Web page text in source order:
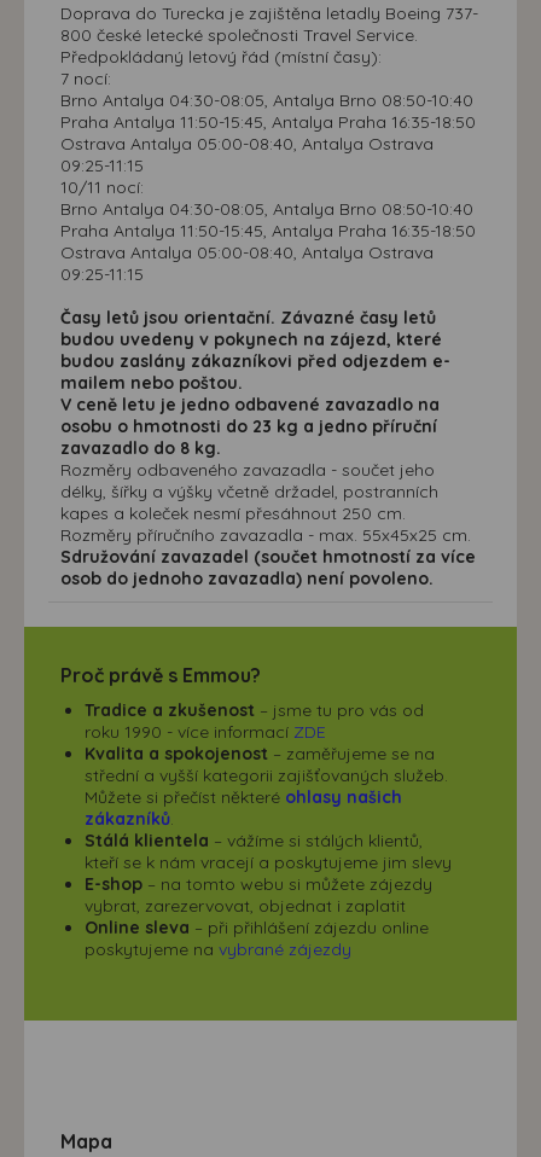
Doprava do Turecka je zajištěna letadly Boeing 737-
800 české letecké společnosti Travel Service.
Předpokládaný letový řád (místní časy):
7 nocí:
Brno Antalya 04:30-08:05, Antalya Brno 08:50-10:40
Praha Antalya 11:50-15:45, Antalya Praha 16:35-18:50
Ostrava Antalya 05:00-08:40, Antalya Ostrava
09:25-11:15
10/11 nocí:
Brno Antalya 04:30-08:05, Antalya Brno 08:50-10:40
Praha Antalya 11:50-15:45, Antalya Praha 16:35-18:50
Ostrava Antalya 05:00-08:40, Antalya Ostrava
09:25-11:15
Časy letů jsou orientační. Závazné časy letů
budou uvedeny v pokynech na zájezd, které
budou zaslány zákazníkovi před odjezdem e-
mailem nebo poštou.
V ceně letu je jedno odbavené zavazadlo na
osobu o hmotnosti do 23 kg a jedno příruční
zavazadlo do 8 kg.
Rozměry odbaveného zavazadla - součet jeho
délky, šířky a výšky včetně držadel, postranních
kapes a koleček nesmí přesáhnout 250 cm.
Rozměry příručního zavazadla - max. 55x45x25 cm.
Sdružování zavazadel (součet hmotností za více
osob do jednoho zavazadla) není povoleno.
Proč právě s Emmou?
Tradice a zkušenost – jsme tu pro vás od
roku 1990 - více informací ZDE
Kvalita a spokojenost – zaměřujeme se na
střední a vyšší kategorii zajišťovaných služeb.
Můžete si přečíst některé ohlasy našich
zákazníků.
Stálá klientela – vážíme si stálých klientů,
kteří se k nám vracejí a poskytujeme jim slevy
E-shop – na tomto webu si můžete zájezdy
vybrat, zarezervovat, objednat i zaplatit
Online sleva – při přihlášení zájezdu online
poskytujeme na vybrané zájezdy
Mapa